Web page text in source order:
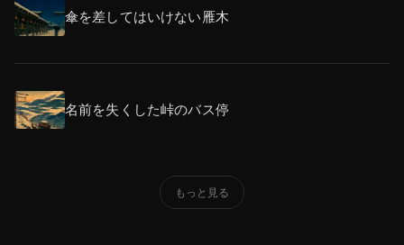
傘を差してはいけない雁木
名前を失くした峠のバス停
もっと見る